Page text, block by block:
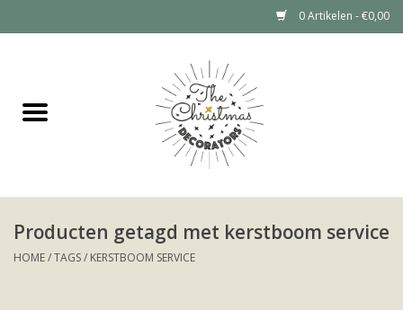
0 Artikelen - €0,00
Grote kerstboom huren (tot 6
Kerstboom huren
Producten getagd met kerstboom service
HOME/TAGS/ KERSTBOOM SERVICE